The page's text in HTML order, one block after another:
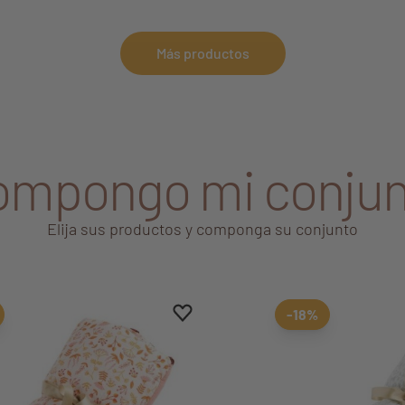
cómoda y un armario
Más productos
mi
Elija sus productos y componga su conjunto
Aggiungi ai preferiti
borrar favoritos -18%